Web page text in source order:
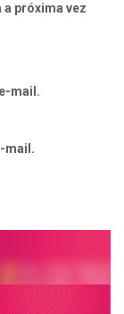
próxima vez
mail.
mail.